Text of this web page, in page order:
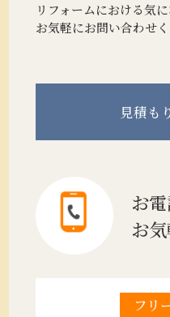
リフォームにおける気
お気軽にお問い合わせく
見積も
お
お
フリ